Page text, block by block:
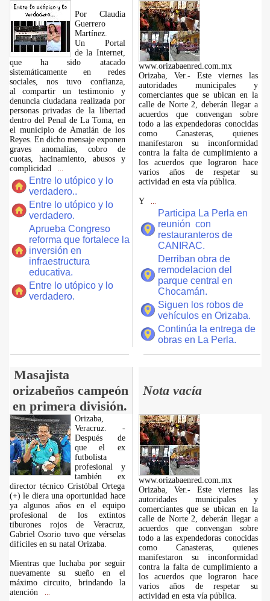
Por Claudia
Guerrero
Martínez.
​Un Portal
de la Internet,
que ha sido atacado
sistemáticamente en redes
sociales, nos tuvo confianza,
al compartir un testimonio y
denuncia ciudadana realizada por
personas privadas de la libertad
dentro del Penal de La Toma, en
el municipio de Amatlán de los
Reyes. En dicho mensaje exponen
graves anomalías, cobro de
cuotas, hacinamiento, abusos y
complicidad
Entre lo utópico y lo
verdadero..
Entre lo utópico y lo
verdadero.
Aprueba Congreso
reforma que fortalece la
inversión en
infraestructura
educativa.
Entre lo utópico y lo
verdadero.
www.orizabaenred.com.mx
Orizaba, Ver.- Este viernes las
autoridades municipales y
comerciantes que se ubican en la
calle de Norte 2, deberán llegar a
acuerdos que convengan sobre
todo a las expendedoras conocidas
como Canasteras, quienes
manifestaron su inconformidad
contra la falta de cumplimiento a
los acuerdos que lograron hace
varios años de respetar su
actividad en esta vía pública.
Y
Participa La Perla en
reunión con
restauranteros de
CANIRAC.
Derriban obra de
remodelacion del
parque central en
Chocamán.
Siguen los robos de
vehículos en Orizaba.
Continúa la entrega de
obras en La Perla.
Masajista
orizabeños campeón
en primera división.
Nota vacía
Orizaba,
Veracruz. -
Después de
que el ex
futbolista
profesional y
también ex
director técnico Cristóbal Ortega
(+) le diera una oportunidad hace
ya algunos años en el equipo
profesional de los extintos
tiburones rojos de Veracruz,
Gabriel Osorio tuvo que vérselas
difíciles en su natal Orizaba.
Mientras que luchaba por seguir
nuevamente su sueño en el
máximo circuito, brindando la
atención
www.orizabaenred.com.mx
Orizaba, Ver.- Este viernes las
autoridades municipales y
comerciantes que se ubican en la
calle de Norte 2, deberán llegar a
acuerdos que convengan sobre
todo a las expendedoras conocidas
como Canasteras, quienes
manifestaron su inconformidad
contra la falta de cumplimiento a
los acuerdos que lograron hace
varios años de respetar su
actividad en esta vía pública.